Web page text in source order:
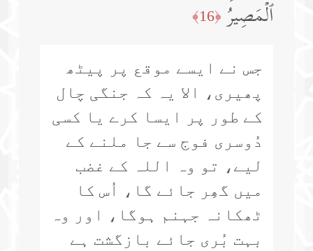
ٱلۡمَصِیرُ ﴿16﴾
جس نے ایسے موقع پر پیٹھ
پھیری، الا یہ کہ جنگی چال
کے طور پر ایسا کرے یا کسی
دُوسری فوج سے جا ملنے کے
لیے، تو وہ اللہ کے غضب
میں گھِر جائے گا، اُس کا
ٹھکانہ جہنم ہوگا، اور وہ
بہت بُری جائے بازگشت ہے